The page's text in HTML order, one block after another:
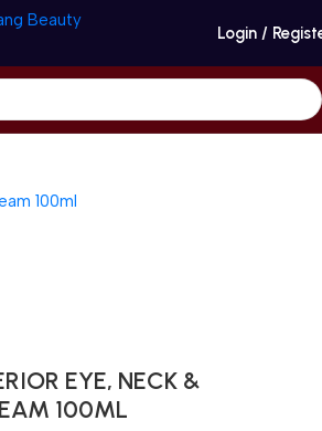
Login /
EYE, NECK &
100ML